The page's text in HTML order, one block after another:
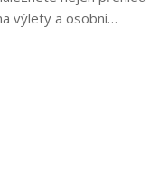
výlety a osobní